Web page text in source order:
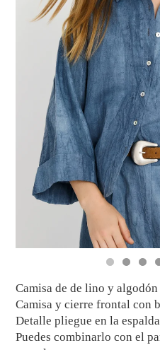
Camisa de de lino y
Camisa y cierre frontal con
Detalle pliegue en la
Puedes combinarlo con el